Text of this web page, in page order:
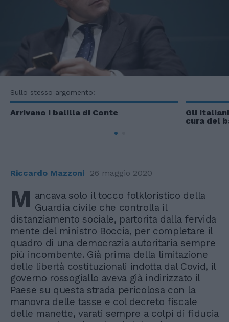
Sullo stesso argomento:
Arrivano i balilla di Conte
Gli
cura del
Riccardo Mazzoni 26 maggio 2020
M ancava solo il tocco folkloristico della
Guardia civile che controlla il
distanziamento sociale, partorita dalla fervida
mente del ministro Boccia, per completare il
quadro di una democrazia autoritaria sempre
più incombente. Già prima della limitazione
delle libertà costituzionali indotta dal Covid, il
governo rossogiallo aveva già indirizzato il
Paese su questa strada pericolosa con la
manovra delle tasse e col decreto fiscale
delle manette, varati sempre a colpi di fiducia